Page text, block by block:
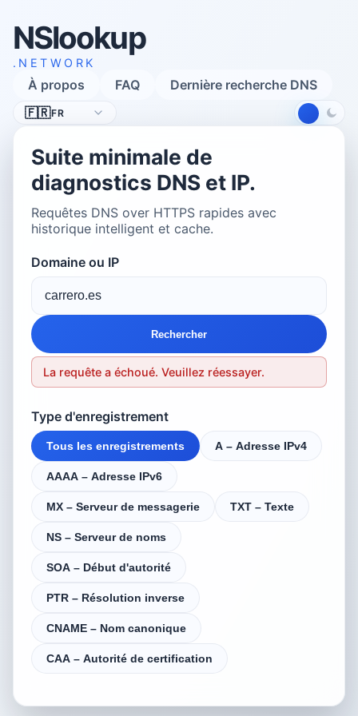
NSlookup
.NETWORK
À propos FAQ
Dernière recherche DNS
Langue
🇫🇷FR
Suite minimale de
diagnostics DNS et IP.
Requêtes DNS over HTTPS rapides avec
historique intelligent et cache.
Domaine ou IP
Rechercher
La requête a échoué. Veuillez réessayer.
Type d'enregistrement
Tous les enregistrements A – Adresse IPv4
AAAA – Adresse IPv6
MX – Serveur de messagerie TXT – Texte
NS – Serveur de noms
SOA – Début d'autorité
PTR – Résolution inverse
CNAME – Nom canonique
CAA – Autorité de certification